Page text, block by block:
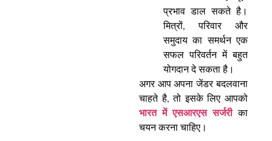
प्रभाव डाल सकते है।
मित्रों, परिवार और
समुदाय का समर्थन एक
सफल परिवर्तन में बहुत
योगदान दे सकता है।
अगर आप अपना जेंडर बदलवाना
चाहते है, तो इसके लिए आपको
भारत में एसआरएस सर्जरीका
चयन करना चाहिए।